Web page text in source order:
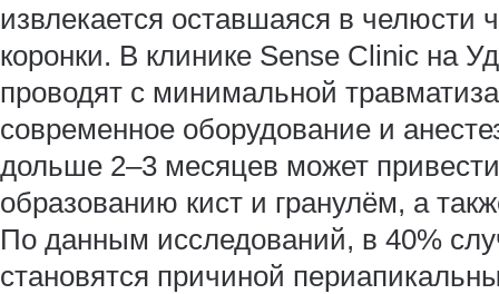
извлекается оставшаяся в челюсти
коронки. В клинике Sense Clinic на
проводят с минимальной
современное оборудование и
дольше 2–3 месяцев может
образованию кист и гранулём, а
По данным исследований, в 40%
становятся причиной